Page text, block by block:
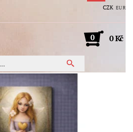
CZK EUR
0 0 Kč